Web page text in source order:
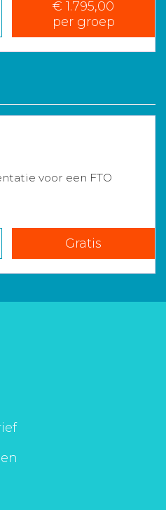
€ 1.795,00
per groep
voor een FTO
Gratis